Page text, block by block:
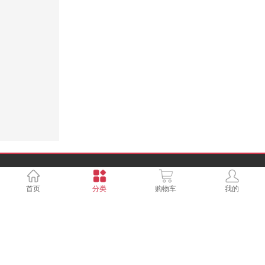
首页 分类 购物车 我的
新手上路
如何注册成为会员
售后服务
退换货政策